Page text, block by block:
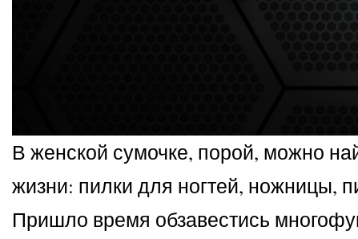
В женской сумочке, порой, можно
жизни: пилки для ногтей, ножницы,
Пришло время обзавестись